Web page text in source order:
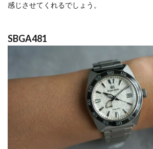
感じさせてくれるでしょう。
SBGA481